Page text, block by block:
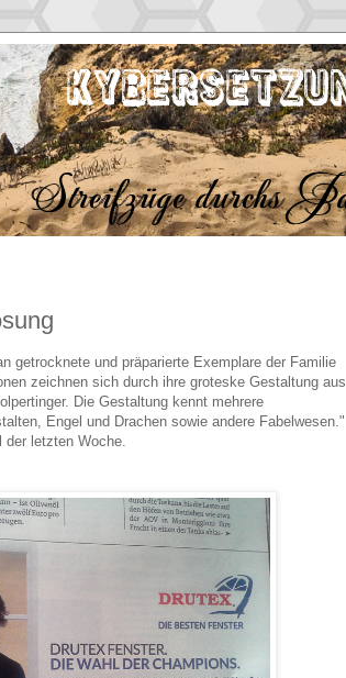
getrocknete und präparierte Exemplare der Familie
zeichnen sich durch ihre groteske Gestaltung aus
Die Gestaltung kennt mehrere
Engel und Drachen sowie andere Fabelwesen."
letzten Woche.